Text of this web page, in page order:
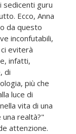
sedicenti guru
Ecco, Anna
da questo
inconfutabili,
eviterà
infatti,
di
più che
luce di
vita di una
realtà?"
attenzione.